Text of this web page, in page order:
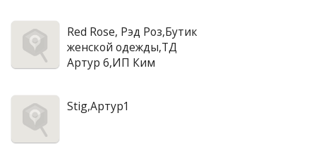
Red Rose, Рэд Роз,Бутик
женской одежды,ТД
Артур 6,ИП Ким
Stig,Артур1